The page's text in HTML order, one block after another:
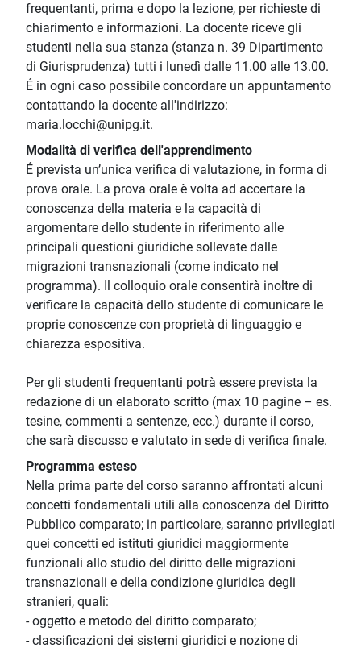
frequentanti, prima e dopo la lezione, per richieste di
chiarimento e informazioni. La docente riceve gli
studenti nella sua stanza (stanza n. 39 Dipartimento
di Giurisprudenza) tutti i lunedì dalle 11.00 alle 13.00.
É in ogni caso possibile concordare un appuntamento
contattando la docente all'indirizzo:
maria.locchi@unipg.it.
Modalità di verifica dell'apprendimento
É prevista un’unica verifica di valutazione, in forma di
prova orale. La prova orale è volta ad accertare la
conoscenza della materia e la capacità di
argomentare dello studente in riferimento alle
principali questioni giuridiche sollevate dalle
migrazioni transnazionali (come indicato nel
programma). Il colloquio orale consentirà inoltre di
verificare la capacità dello studente di comunicare le
proprie conoscenze con proprietà di linguaggio e
chiarezza espositiva.
Per gli studenti frequentanti potrà essere prevista la
redazione di un elaborato scritto (max 10 pagine – es.
tesine, commenti a sentenze, ecc.) durante il corso,
che sarà discusso e valutato in sede di verifica finale.
Programma esteso
Nella prima parte del corso saranno affrontati alcuni
concetti fondamentali utili alla conoscenza del Diritto
Pubblico comparato; in particolare, saranno privilegiati
quei concetti ed istituti giuridici maggiormente
funzionali allo studio del diritto delle migrazioni
transnazionali e della condizione giuridica degli
stranieri, quali:
- oggetto e metodo del diritto comparato;
- classificazioni dei sistemi giuridici e nozione di